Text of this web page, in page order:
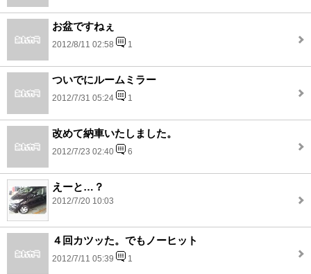
お盆ですねぇ
2012/8/11 02:58 1
ついでにルームミラー
2012/7/31 05:24 1
改めて納車いたしました。
2012/7/23 02:40 6
えーと…？
2012/7/20 10:03
４回カツッた。でもノーヒット
2012/7/11 05:39 1